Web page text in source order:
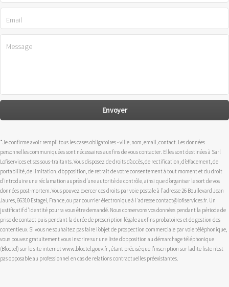
*Je confirme avoir rempli tous les cases obligatoires - ville, nom, email, contact. Les données
personnelles communiquées sont nécessaires aux fins de vous contacter. Elles sont destinées à Sarl
Lofiservices et ses sous-traitants. Vous disposez de droits d’accès, de rectification, d’effacement, de
portabilité, de limitation, d’opposition, de retrait de votre consentement à tout moment et du droit
d’introduire une réclamation auprès d’une autorité de contrôle, ainsi que d’organiser le sort de vos
données post-mortem. Vous pouvez exercer ces droits par voie postale à l'adresse 26 Boullevard Jean
Jaures, 66310 Estagel, France, ou par courrier électronique à l'adresse contact@lofiservices.fr. Un
justificatif d'identité pourra vous être demandé. Nous conservons vos données pendant la période de
prise de contact puis pendant la durée de prescription légale aux fins probatoires et de gestion des
contentieux. Si vous ne souhaitez pas faire l’objet de prospection commerciale par voie téléphonique,
vous pouvez gratuitement vous inscrire sur une liste d’opposition au démarchage téléphonique
(Bloctel) sur le site internet www.bloctel.gouv.fr , étant précisé que l’inscription sur ladite liste n’est
pas opposable au professionnel en cas de relations contractuelles préexistantes.